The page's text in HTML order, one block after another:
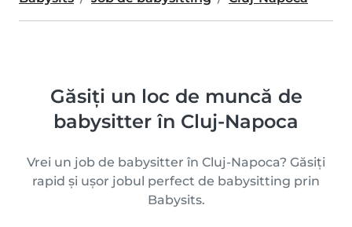
Găsiți un loc de muncă de
babysitter în Cluj-Napoca
Vrei un job de babysitter în Cluj-Napoca? Găsiți
rapid și ușor jobul perfect de babysitting prin
Babysits.